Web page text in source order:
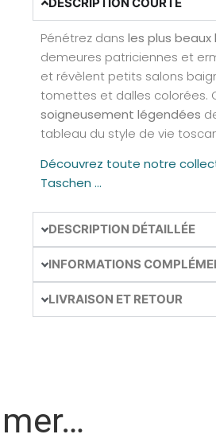
Pénétrez dans les plus
demeures patriciennes et
et révèlent petits salons
tomettes et dalles colorées.
soigneusement légendées
tableau du style de vie
Découvrez toute notre
Taschen …
DESCRIPTION DÉTAILLÉE
INFORMATIONS
LIVRAISON ET RETOUR